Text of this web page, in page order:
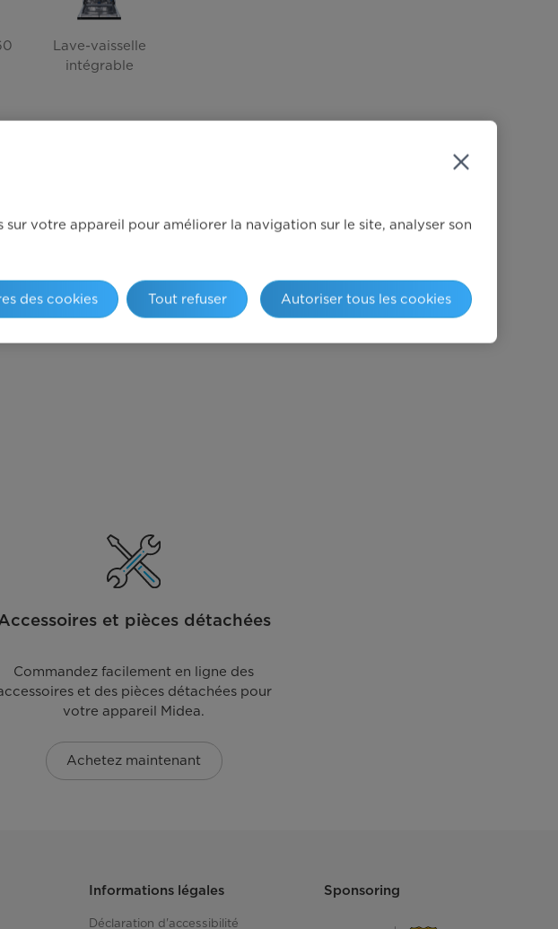
Lave-vaisselle
intégrable
et pièces détachées
Commandez facilement en ligne des
et des pièces détachées pour
votre appareil Midea.
Achetez maintenant
Informations légales
Déclaration d'accessibilité
Sponsoring
votre appareil pour améliorer la navigation sur le site, analyser son
Tout refuser Autoriser tous les cookies
des cookies